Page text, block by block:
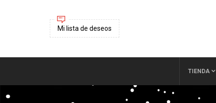
Mi lista de deseos
TIENDA